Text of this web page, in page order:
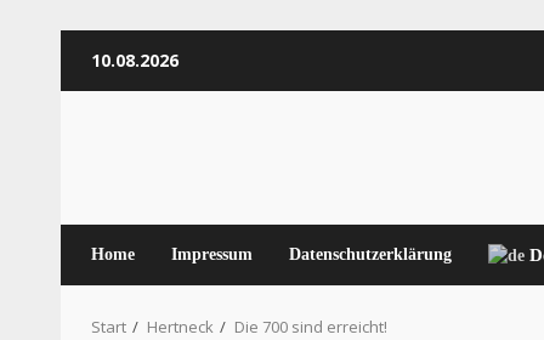
Inhalt10.08.2026
Home Impressum Datenschutzerklärung
Start Hertneck Die 700 sind erreicht!